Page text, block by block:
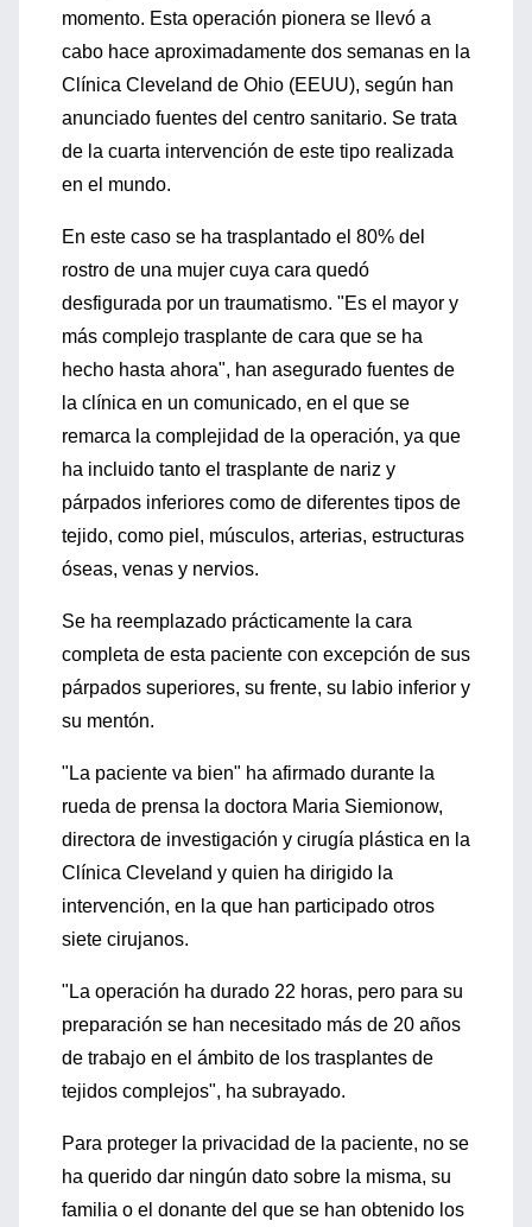
momento. Esta operación pionera se llevó a
cabo hace aproximadamente dos semanas en la
Clínica Cleveland de Ohio (EEUU), según han
anunciado fuentes del centro sanitario. Se trata
de la cuarta intervención de este tipo realizada
en el mundo.
En este caso se ha trasplantado el 80% del
rostro de una mujer cuya cara quedó
desfigurada por un traumatismo. "Es el mayor y
más complejo trasplante de cara que se ha
hecho hasta ahora", han asegurado fuentes de
la clínica en un comunicado, en el que se
remarca la complejidad de la operación, ya que
ha incluido tanto el trasplante de nariz y
párpados inferiores como de diferentes tipos de
tejido, como piel, músculos, arterias, estructuras
óseas, venas y nervios.
Se ha reemplazado prácticamente la cara
completa de esta paciente con excepción de sus
párpados superiores, su frente, su labio inferior y
su mentón.
"La paciente va bien" ha afirmado durante la
rueda de prensa la doctora Maria Siemionow,
directora de investigación y cirugía plástica en la
Clínica Cleveland y quien ha dirigido la
intervención, en la que han participado otros
siete cirujanos.
"La operación ha durado 22 horas, pero para su
preparación se han necesitado más de 20 años
de trabajo en el ámbito de los trasplantes de
tejidos complejos", ha subrayado.
Para proteger la privacidad de la paciente, no se
ha querido dar ningún dato sobre la misma, su
familia o el donante del que se han obtenido los